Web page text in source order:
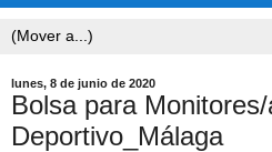
lunes, 8 de junio de 2020
Bolsa para
Deportivo_Málaga